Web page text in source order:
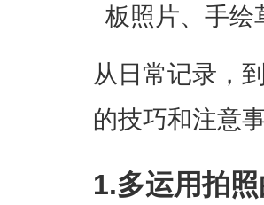
板照片、手绘
从日常记录，
的技巧和注意
1.多运用拍